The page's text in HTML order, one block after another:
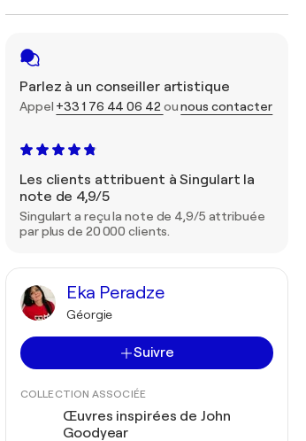
Parlez à un conseiller artistique
Appel +33 1 76 44 06 42 ounous contacter
Les clients attribuent à Singulart la
note de 4,9/5
Singulart a reçu la note de 4,9/5 attribuée
par plus de 20 000 clients.
Eka Peradze
Géorgie
Suivre
COLLECTION ASSOCIÉE
Œuvres inspirées de John
Goodyear